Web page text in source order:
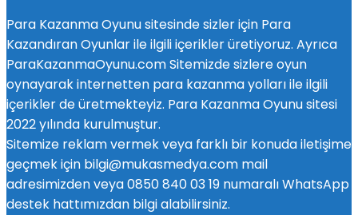
Para Kazanma Oyunu sitesinde sizler için Para
Kazandıran Oyunlar ile ilgili içerikler üretiyoruz. Ayrıca
ParaKazanmaOyunu.com Sitemizde sizlere oyun
oynayarak internetten para kazanma yolları ile ilgili
içerikler de üretmekteyiz. Para Kazanma Oyunu sitesi
2022 yılında kurulmuştur.
Sitemize reklam vermek veya farklı bir konuda iletişime
geçmek için bilgi@mukasmedya.com mail
adresimizden veya 0850 840 03 19 numaralı WhatsApp
destek hattımızdan bilgi alabilirsiniz.